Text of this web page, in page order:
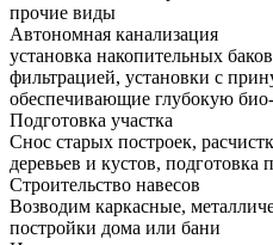
прочие виды
Автономная канализация
установка накопительных
фильтрацией, установки с
обеспечивающие глубокую
Подготовка участка
Снос старых построек,
деревьев и кустов, подготовка
Строительство навесов
Возводим каркасные,
постройки дома или бани